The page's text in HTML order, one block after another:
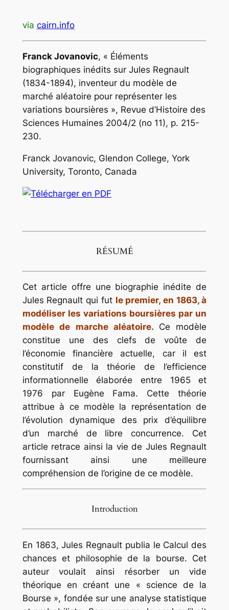
via cairn.info
Franck Jovanovic, « Éléments
biographiques inédits sur Jules Regnault
(1834-1894), inventeur du modèle de
marché aléatoire pour représenter les
variations boursières », Revue d’Histoire des
Sciences Humaines 2004/2 (no 11), p. 215-
230.
Franck Jovanovic, Glendon College, York
University, Toronto, Canada
RÉSUMÉ
Cet article offre une biographie inédite de
Jules Regnault qui fut le premier, en 1863, à
modéliser les variations boursières par un
modèle de marche aléatoire. Ce modèle
constitue une des clefs de voûte de
l’économie financière actuelle, car il est
constitutif de la théorie de l’efficience
informationnelle élaborée entre 1965 et
1976 par Eugène Fama. Cette théorie
attribue à ce modèle la représentation de
l’évolution dynamique des prix d’équilibre
d’un marché de libre concurrence. Cet
article retrace ainsi la vie de Jules Regnault
fournissant ainsi une meilleure
compréhension de l’origine de ce modèle.
Introduction
En 1863, Jules Regnault publia le Calcul des
chances et philosophie de la bourse. Cet
auteur voulait ainsi résorber un vide
théorique en créant une « science de la
Bourse », fondée sur une analyse statistique